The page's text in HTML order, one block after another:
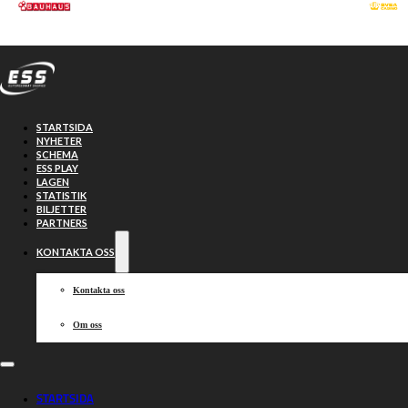
Hoppa till huvudinnehåll
STARTSIDA
NYHETER
SCHEMA
ESS PLAY
LAGEN
STATISTIK
BILJETTER
PARTNERS
KONTAKTA OSS
Kontakta oss
Om oss
STARTSIDA
Uppskjutet i